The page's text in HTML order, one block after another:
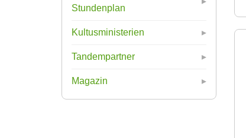
Stundenplan
Kultusministerien
Tandempartner
Magazin